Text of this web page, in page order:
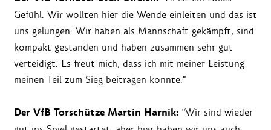
Gefühl. Wir wollten hier die Wende einleiten und das ist
uns gelungen. Wir haben als Mannschaft gekämpft, sind
kompakt gestanden und haben zusammen sehr gut
verteidigt. Es freut mich, dass ich mit meiner Leistung
meinen Teil zum Sieg beitragen konnte."
Der VfB Torschütze Martin Harnik: "Wir sind wieder